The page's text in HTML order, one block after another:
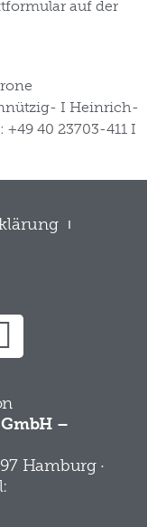
auf der
I Heinrich-
40 23703-411 I
–
Hamburg ·